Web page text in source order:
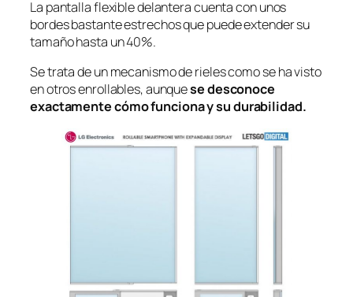
La pantalla flexible delantera cuenta con unos
bordes bastante estrechos que puede extender su
tamaño hasta un 40%.
Se trata de un mecanismo de rieles como se ha visto
en otros enrollables, aunquese desconoce
exactamente cómo funciona y su durabilidad.